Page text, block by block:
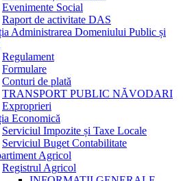
Evenimente Social
Raport de activitate DAS
Administrarea Domeniului Public și
Regulament
Formulare
Conturi de plată
TRANSPORT PUBLIC NĂVODARI
Exproprieri
Economică
Serviciul Impozite și Taxe Locale
Serviciul Buget Contabilitate
Agricol
Registrul Agricol